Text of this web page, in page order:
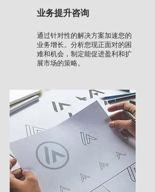
业务提升咨询
通过针对性的解决方案加速您的
业务增长。分析您现正面对的困
难和机会，制定能促进盈利和扩
展市场的策略。